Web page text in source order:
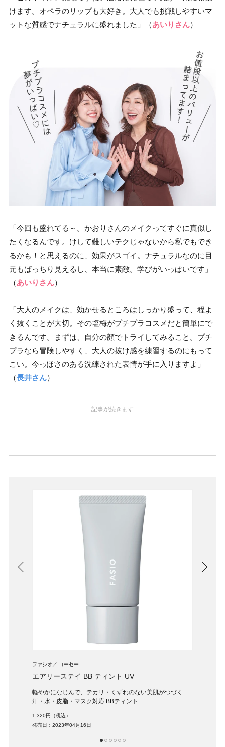
けます。オペラのリップも大好き。大人でも挑戦しやすいマ
ットな質感でナチュラルに盛れました」（あいりさん）
「今回も盛れてる～。かおりさんのメイクってすぐに真似し
たくなるんです。けして難しいテクじゃないから私でもでき
るかも！と思えるのに、効果がスゴイ。ナチュラルなのに目
元もぱっちり見えるし、本当に素敵。学びがいっぱいです」
（あいりさん）
「大人のメイクは、効かせるところはしっかり盛って、程よ
く抜くことが大切。その塩梅がプチプラコスメだと簡単にで
きるんです。まずは、自分の顔でトライしてみること。プチ
プラなら冒険しやすく、大人の抜け感を練習するのにもって
こい。今っぽさのある洗練された表情が手に入りますよ」
（長井さん）
記事が続きます
ファシオ コーセー
エアリーステイ BB ティント UV
軽やかになじんで、テカリ・くずれのない美肌がつづく
汗・水・皮脂・マスク対応 BBティント
1,320円（税込）
発売日：2023年04月16日